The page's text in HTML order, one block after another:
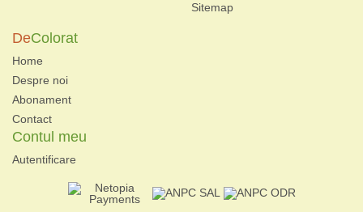
Sitemap
DeColorat
Home
Despre noi
Abonament
Contact
Contul meu
Autentificare